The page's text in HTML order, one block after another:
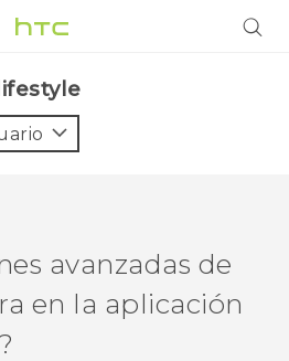
avanzadas de
en la aplicación
?